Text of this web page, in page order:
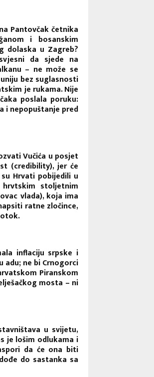
Pantovčak četnika
i bosanskim
dolaska u Zagreb?
da sjede na
– ne može se
bez suglasnosti
je rukama. Nije
poslala poruku:
i nepopuštanje pred
Vučića u posjet
(credibility), jer će
Hrvati pobijedili u
stoljetnim
vlada), koja ima
ratne zločince,
inflaciju srpske i
adu; ne bi Crnogorci
Piranskom
mosta – ni
u svijetu,
je lošim odlukama i
da će ona biti
do sastanka sa